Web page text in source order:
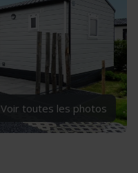
Voir toutes les photos